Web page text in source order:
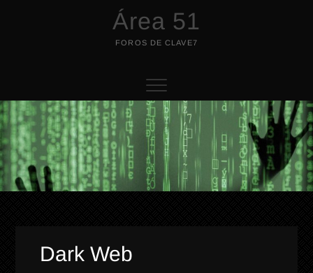
Área 51
FOROS DE CLAVE7
Dark Web